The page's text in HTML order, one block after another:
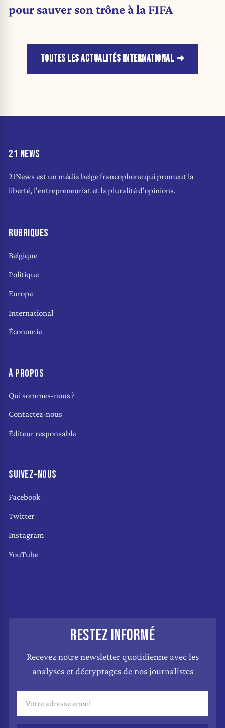
pour sauver son trône à la FIFA
TOUTES LES ACTUALITÉS INTERNATIONAL
21 NEWS
21News est un média belge francophone qui promeut la
liberté, l'entrepreneuriat et la pluralité d'opinions.
RUBRIQUES
Belgique
Politique
Europe
International
Économie
À PROPOS
Qui sommes-nous ?
Contactez-nous
Éditeur responsable
SUIVEZ-NOUS
Facebook
Twitter
Instagram
YouTube
RESTEZ INFORMÉ
Recevez notre newsletter quotidienne avec les
analyses et décryptages de nos journalistes